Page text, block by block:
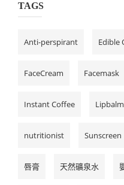
TAGS
Anti-perspirant Edible
FaceCream Facemask
Instant Coffee Lipbalm
nutritionist Sunscreen
唇膏 天然礦泉水